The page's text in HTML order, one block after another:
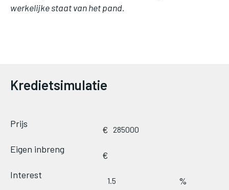
werkelijke staat van het pand.
Image
Image
Image
Image
Kredietsimulatie
Prijs
€
Eigen inbreng
€
Interest
%